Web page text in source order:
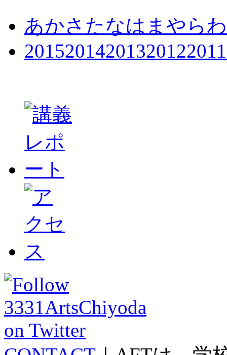
あかさ たなは ま や らわ
20152014201320122011